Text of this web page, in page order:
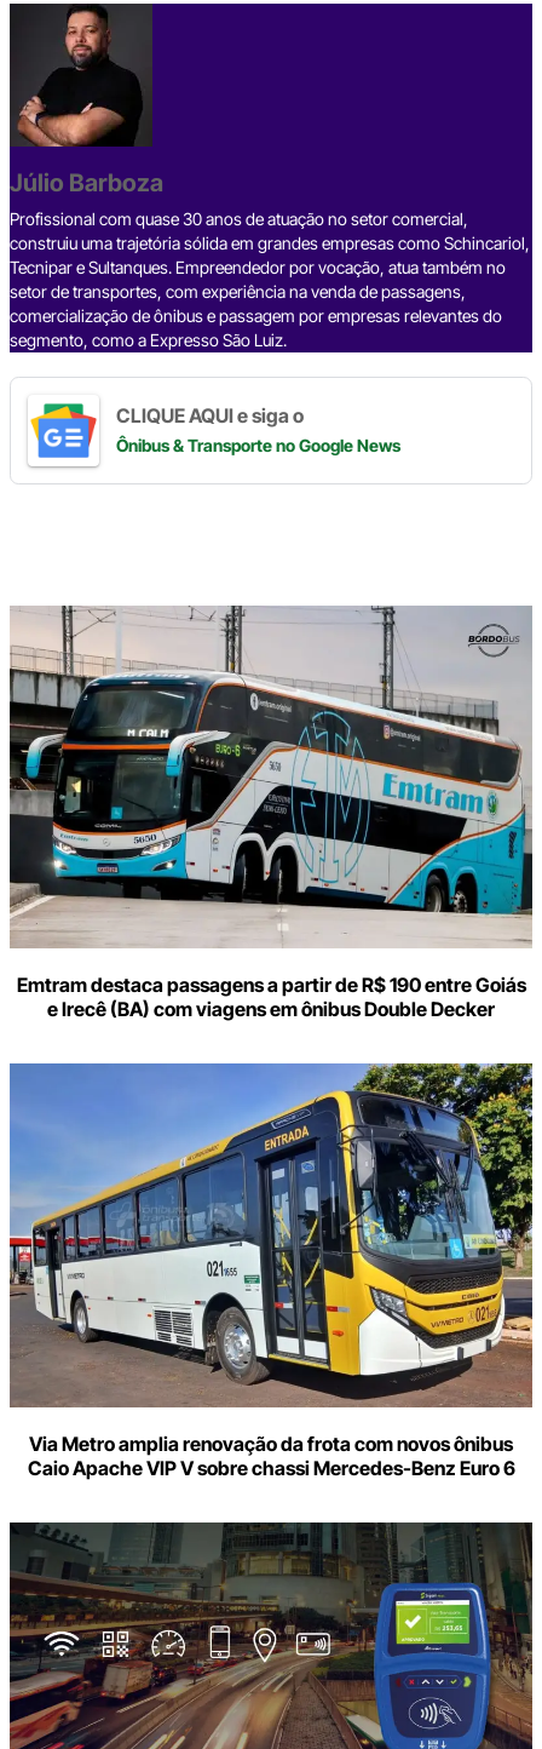
e
b
o
o
k
h
r
e
a
d
s
d
I
n
a
m
p
p
n
k
Júlio Barboza
Profissional com quase 30 anos de atuação no setor comercial,
construiu uma trajetória sólida em grandes empresas como Schincariol,
Tecnipar e Sultanques. Empreendedor por vocação, atua também no
setor de transportes, com experiência na venda de passagens,
comercialização de ônibus e passagem por empresas relevantes do
segmento, como a Expresso São Luiz.
CLIQUE AQUI e siga o
Ônibus & Transporteno Google News
Emtram destaca passagens a partir de R$ 190 entre Goiás
e Irecê (BA) com viagens em ônibus Double Decker
Via Metro amplia renovação da frota com novos ônibus
Caio Apache VIP V sobre chassi Mercedes-Benz Euro 6
Digite
aqui
o
seu
e-
mail